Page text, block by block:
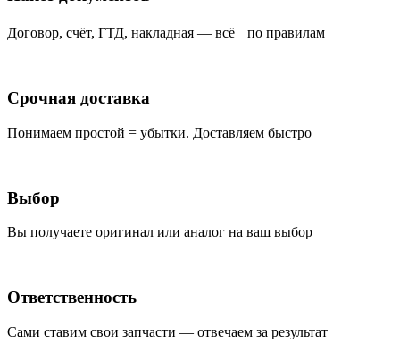
Договор, счёт, ГТД, накладная — всё по правилам
Срочная доставка
Понимаем простой = убытки. Доставляем быстро
Выбор
Вы получаете оригинал или аналог на ваш выбор
Ответственность
Сами ставим свои запчасти — отвечаем за результат